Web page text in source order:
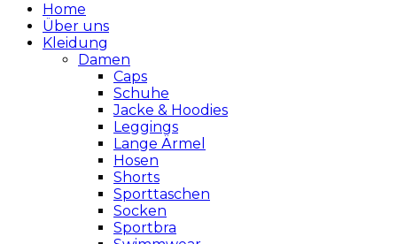
Home
Über uns
Kleidung
Damen
Caps
Schuhe
Jacke & Hoodies
Leggings
Lange Ärmel
Hosen
Shorts
Sporttaschen
Socken
Sportbra